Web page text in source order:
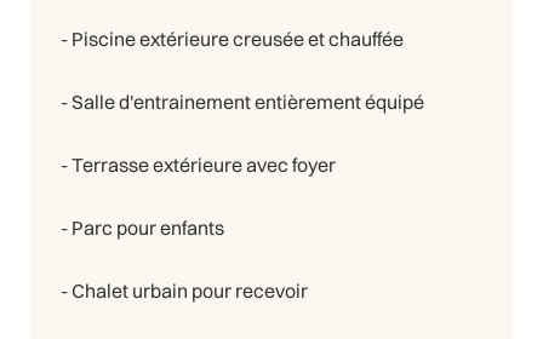
- Piscine extérieure creusée et chauffée
- Salle d'entrainement entièrement équipé
- Terrasse extérieure avec foyer
- Parc pour enfants
- Chalet urbain pour recevoir